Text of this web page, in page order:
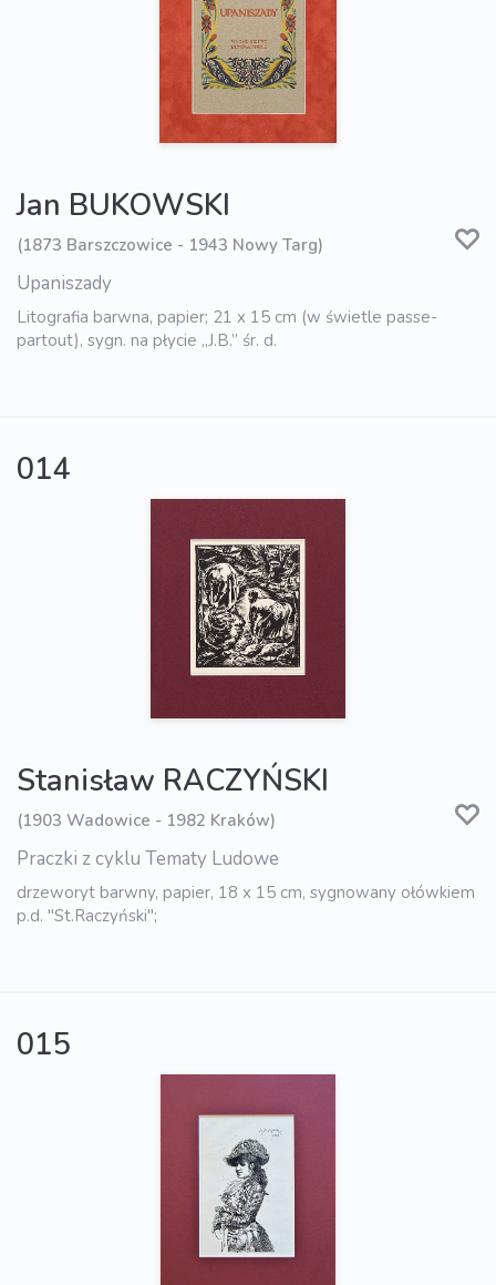
Jan BUKOWSKI
(1873 Barszczowice - 1943 Nowy Targ)
Upaniszady
Litografia barwna, papier; 21 x 15 cm (w świetle passe-
partout), sygn. na płycie „J.B.” śr. d.
014
Stanisław RACZYŃSKI
(1903 Wadowice - 1982 Kraków)
Praczki z cyklu Tematy Ludowe
drzeworyt barwny, papier, 18 x 15 cm, sygnowany ołówkiem
p.d. "St.Raczyński";
015